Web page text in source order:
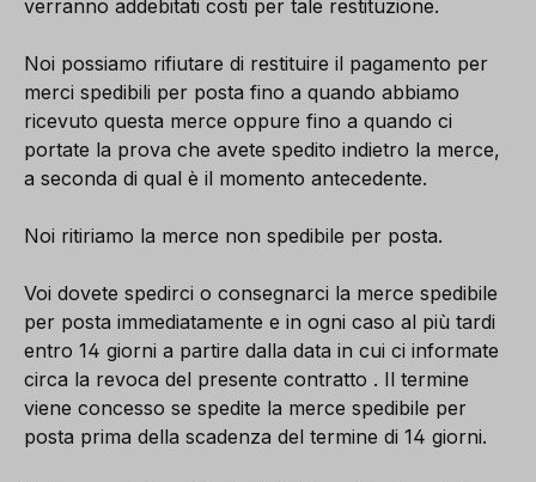
verranno addebitati costi per tale restituzione.
Noi possiamo rifiutare di restituire il pagamento per
merci spedibili per posta fino a quando abbiamo
ricevuto questa merce oppure fino a quando ci
portate la prova che avete spedito indietro la merce,
a seconda di qual è il momento antecedente.
Noi ritiriamo la merce non spedibile per posta.
Voi dovete spedirci o consegnarci la merce spedibile
per posta immediatamente e in ogni caso al più tardi
entro 14 giorni a partire dalla data in cui ci informate
circa la revoca del presente contratto . Il termine
viene concesso se spedite la merce spedibile per
posta prima della scadenza del termine di 14 giorni.